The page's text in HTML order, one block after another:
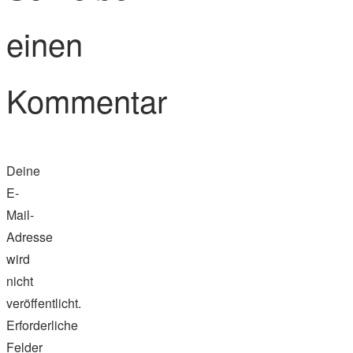
einen
Kommentar
Deine
E-
Mail-
Adresse
wird
nicht
veröffentlicht.
Erforderliche
Felder